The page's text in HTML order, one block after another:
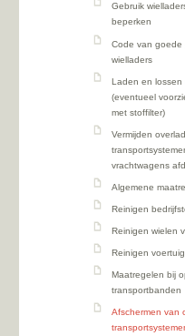
Gebruik
beperken
Code van goede
wielladers
Laden en lossen
(eventueel
met stoffilter)
Vermijden
vrachtwagens
Algemene
Reinigen
Reinigen wielen
Reinigen
Maatregelen bij
transportbanden
Afschermen van